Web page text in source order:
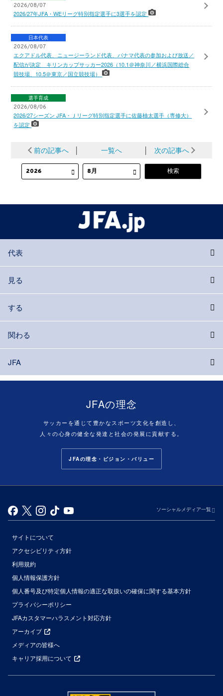
2026/08/07
2026/27年JFA・WEリーグ特別指定選手に3選手を認定
日本代表
2026/08/07
エクアドル代表、ニュージーランド代表、パナマ代表の参加および放送／
配信が決定 キリンカップサッカー2026（10.1＠神奈川／横浜国際総合
競技場、10.5＠東京／国立競技場）
選手育成
2026/08/06
2026/27シーズン JFA・Ｊリーグ特別指定選手に佐藤柚太選手（専修大）
を認定
前の記事へ │ 一覧へ │ 次の記事へ
代表
見る
する
関わる
JFA
JFAの理念
サッカーを通じて豊かなスポーツ文化を創造し、
人々の心身の健全な発達と社会の発展に貢献する。
JFAの理念・ビジョン・バリュー
ソーシャルメディア一覧
サイトについて
アクセシビリティ方針
利用規約
個人情報保護方針
個人番号及び特定個人情報の適正な取扱いの確保に関する基本方針
プライバシーポリシー
JFAカスタマーハラスメント対応方針
アーカイブ
メディアの皆様へ
キャリア採用について